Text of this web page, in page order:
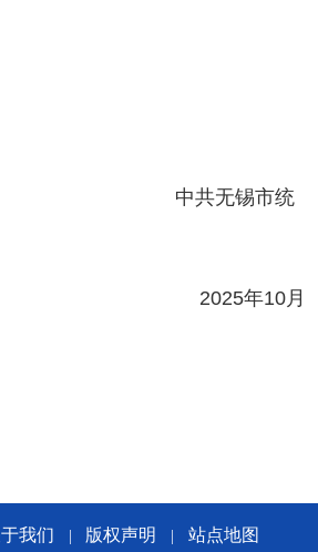
中共无锡市统
2025年10月
我们 版权声明 站点地图